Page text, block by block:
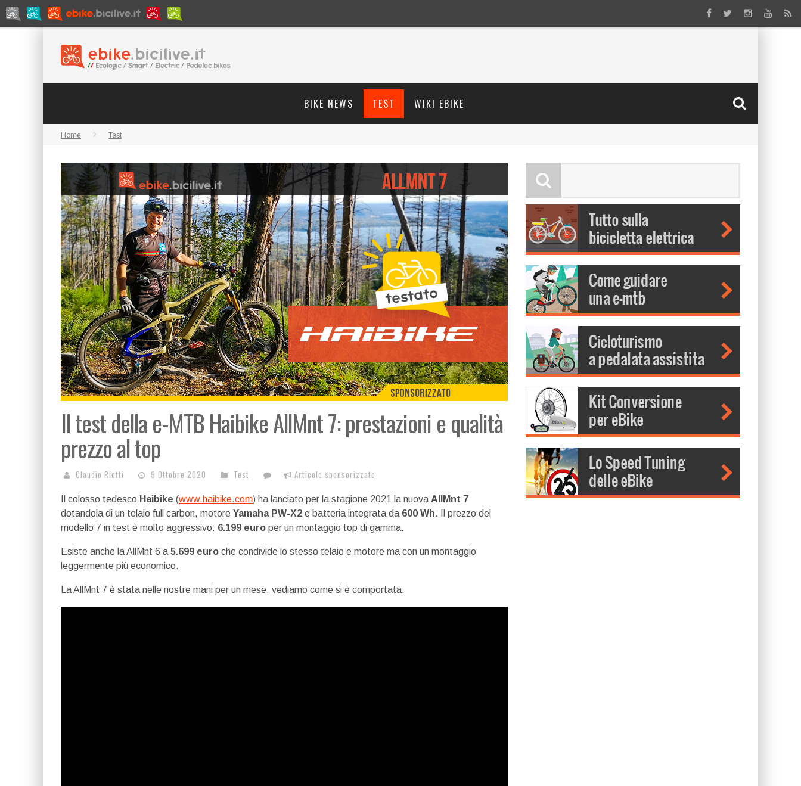
BIKE NEWS TEST WIKI EBIKE
Home Test
Il test della e-MTB Haibike AllMnt 7: prestazioni e qualità
prezzo al top
Claudio Riotti 9 Ottobre 2020 Test Articolo sponsorizzato
Il colosso tedesco Haibike (www.haibike.com) ha lanciato per la stagione 2021 la nuova AllMnt 7
dotandola di un telaio full carbon, motore Yamaha PW-X2 e batteria integrata da 600 Wh. Il prezzo del
modello 7 in test è molto aggressivo: 6.199 euro per un montaggio top di gamma.
Esiste anche la AllMnt 6 a 5.699 euro che condivide lo stesso telaio e motore ma con un montaggio
leggermente più economico.
La AllMnt 7 è stata nelle nostre mani per un mese, vediamo come si è comportata.